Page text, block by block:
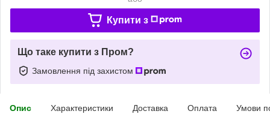
Купити з
Що таке купити з Пром?
Замовлення під захистом
Опис Характеристики Доставка Оплата Умови